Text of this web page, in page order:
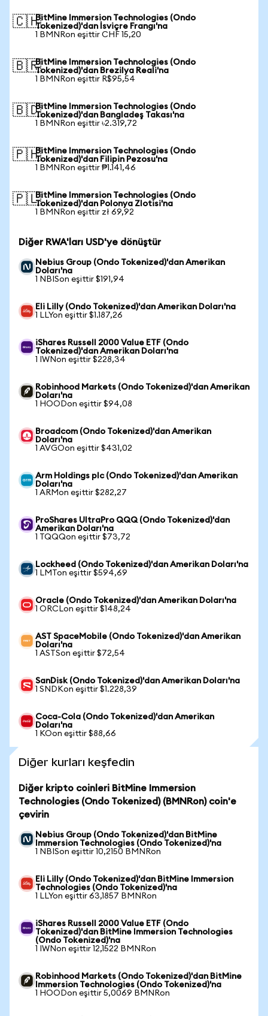
🇨🇭BitMine Immersion Technologies (Ondo
Tokenized)'dan İsviçre Frangı'na
1 BMNRon eşittir CHF 15,20
🇧🇷BitMine Immersion Technologies (Ondo
Tokenized)'dan Brezilya Reali'na
1 BMNRon eşittir R$95,54
🇧🇩BitMine Immersion Technologies (Ondo
Tokenized)'dan Bangladeş Takası'na
1 BMNRon eşittir ৳2.319,72
🇵🇭BitMine Immersion Technologies (Ondo
Tokenized)'dan Filipin Pezosu'na
1 BMNRon eşittir ₱1.141,46
🇵🇱BitMine Immersion Technologies (Ondo
Tokenized)'dan Polonya Zlotisi'na
1 BMNRon eşittir zł 69,92
Diğer RWA'ları USD'ye dönüştür
Nebius Group (Ondo Tokenized)'dan Amerikan
Doları'na
1 NBISon eşittir $191,94
Eli Lilly (Ondo Tokenized)'dan Amerikan Doları'na
1 LLYon eşittir $1.187,26
iShares Russell 2000 Value ETF (Ondo
Tokenized)'dan Amerikan Doları'na
1 IWNon eşittir $228,34
Robinhood Markets (Ondo Tokenized)'dan Amerikan
Doları'na
1 HOODon eşittir $94,08
Broadcom (Ondo Tokenized)'dan Amerikan
Doları'na
1 AVGOon eşittir $431,02
Arm Holdings plc (Ondo Tokenized)'dan Amerikan
Doları'na
1 ARMon eşittir $282,27
ProShares UltraPro QQQ (Ondo Tokenized)'dan
Amerikan Doları'na
1 TQQQon eşittir $73,72
Lockheed (Ondo Tokenized)'dan Amerikan Doları'na
1 LMTon eşittir $594,69
Oracle (Ondo Tokenized)'dan Amerikan Doları'na
1 ORCLon eşittir $148,24
AST SpaceMobile (Ondo Tokenized)'dan Amerikan
Doları'na
1 ASTSon eşittir $72,54
SanDisk (Ondo Tokenized)'dan Amerikan Doları'na
1 SNDKon eşittir $1.228,39
Coca-Cola (Ondo Tokenized)'dan Amerikan
Doları'na
1 KOon eşittir $88,66
Diğer kurları keşfedin
Diğer kripto coinleri BitMine Immersion
Technologies (Ondo Tokenized) (BMNRon) coin'e
çevirin
Nebius Group (Ondo Tokenized)'dan BitMine
Immersion Technologies (Ondo Tokenized)'na
1 NBISon eşittir 10,2150 BMNRon
Eli Lilly (Ondo Tokenized)'dan BitMine Immersion
Technologies (Ondo Tokenized)'na
1 LLYon eşittir 63,1857 BMNRon
iShares Russell 2000 Value ETF (Ondo
Tokenized)'dan BitMine Immersion Technologies
(Ondo Tokenized)'na
1 IWNon eşittir 12,1522 BMNRon
Robinhood Markets (Ondo Tokenized)'dan BitMine
Immersion Technologies (Ondo Tokenized)'na
1 HOODon eşittir 5,0069 BMNRon